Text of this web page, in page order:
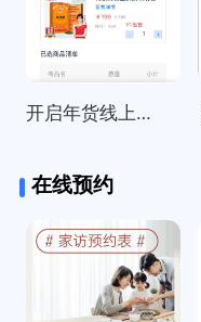
开启年货线上订购啦～
在线预约